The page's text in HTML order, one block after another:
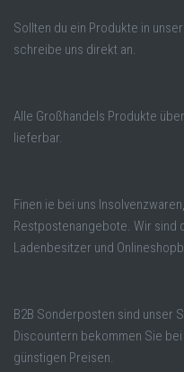
Sollten du ein Produkte in
schreibe uns direkt an.
Alle Großhandels Produkte
lieferbar.
Finen ie bei uns
Restpostenangebote. Wir sind
Ladenbesitzer und
B2B Sonderposten sind unser
Discountern bekommen Sie
günstigen Preisen.